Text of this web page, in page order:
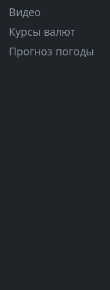
Видео
Курсы валют
Прогноз погоды